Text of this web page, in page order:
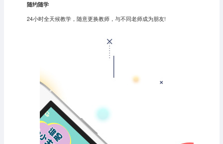
随约随学
24小时全天候教学，随意更换教师，与不同老师成为朋友!